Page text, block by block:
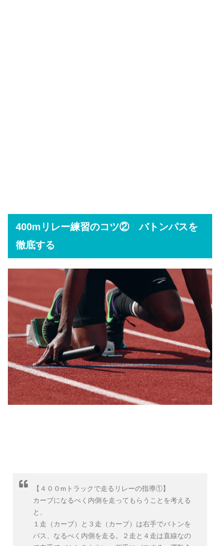
400mリレー練習のコツ② バトンパスを
徹底する
【４００mトラックで走るリレーの指導①】
カーブになるべく内側を走ってもらうことを考える
と、
１走（カーブ）と３走（カーブ）は右手でバトンを
パス、なるべく内側を走る。２走と４走は直線なの